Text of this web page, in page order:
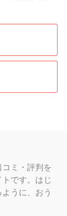
ミ・評判を
です。はじ
うに、おう